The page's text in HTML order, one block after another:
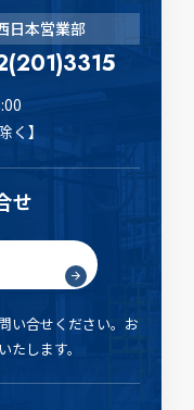
日本営業部
く】
せ
合せください。 お
します。